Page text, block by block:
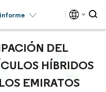
DEL
HÍBRIDOS
EMIRATOS